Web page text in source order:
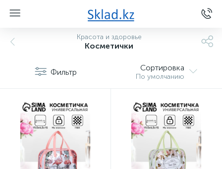
Красота и здоровье
Косметички
Фильтр Сортировка
По умолчанию